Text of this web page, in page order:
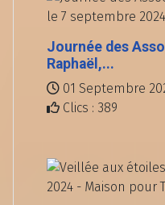
Journée des
Raphaël,...
01 Septembre
Clics : 389